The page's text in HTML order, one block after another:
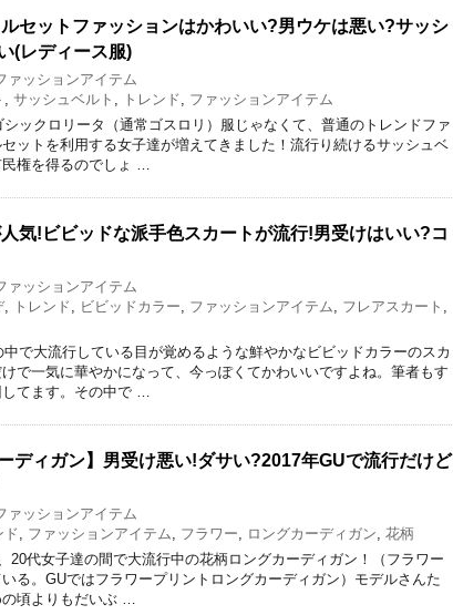
ルセットファッションはかわいい?男ウケは悪い?サッシ
(レディース服)
ァッションアイテム
, サッシュベルト , トレンド, ファッションアイテム
ックロリータ（通常ゴスロリ）服じゃなくて、普通のトレンドファ
ットを利用する女子達が増えてきました！流行り続けるサッシュベ
民権を得るのでしょ …
人気!ビビッドな派手色スカートが流行!男受けはいい?コ
ァッションアイテム
, トレンド, ビビッドカラー, ファッションアイテム, フレアスカート ,
で大流行している目が覚めるような鮮やかなビビッドカラーのスカ
で一気に華やかになって、今っぽくてかわいいですよね。筆者もす
てます。その中で …
ディガン】男受け悪い!ダサい?2017年GUで流行だけど
ァッションアイテム
ド, ファッションアイテム, フラワー, ロングカーディガン, 花柄
20代女子達の間で大流行中の花柄ロングカーディガン！（フラワー
る。GUではフラワープリントロングカーディガン）モデルさんた
の頃よりもだいぶ …